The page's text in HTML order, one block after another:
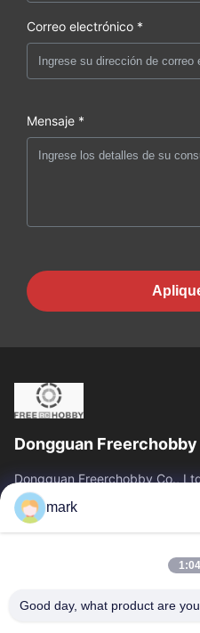
Correo electrónico *
Mensaje *
Dongguan
Dongguan Freerchobby Co.,
ubicada en Dongguan,
moderna fábrica de Ltd. se...
Vínculos Rápidos
Sobre Nosotros
mark
Good day, what product are